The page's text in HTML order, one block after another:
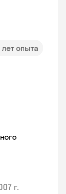
лет опыта
г.